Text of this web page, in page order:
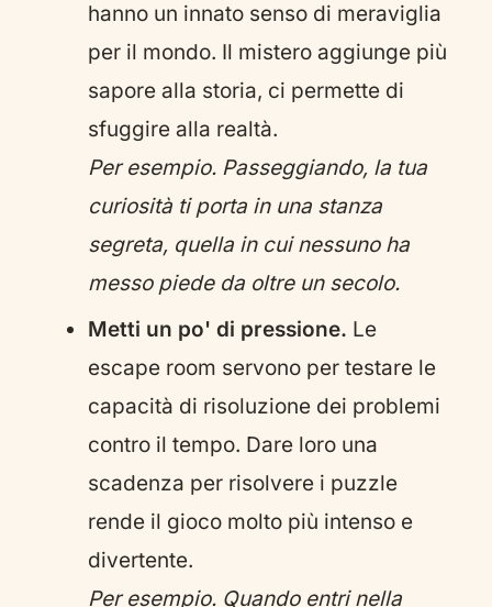
hanno un innato senso di meraviglia
per il mondo. Il mistero aggiunge più
sapore alla storia, ci permette di
sfuggire alla realtà.
Per esempio. Passeggiando, la tua
curiosità ti porta in una stanza
segreta, quella in cui nessuno ha
messo piede da oltre un secolo.
Metti un po' di pressione. Le
escape room servono per testare le
capacità di risoluzione dei problemi
contro il tempo. Dare loro una
scadenza per risolvere i puzzle
rende il gioco molto più intenso e
divertente.
Per esempio. Quando entri nella